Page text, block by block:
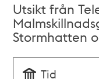
Utsikt från
Stormhatten
Tid